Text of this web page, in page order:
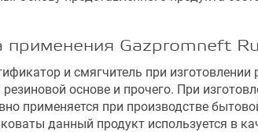
Gazpromneft
и смягчитель при изготовлении
основе и прочего. При
применяется при производстве
данный продукт используется в